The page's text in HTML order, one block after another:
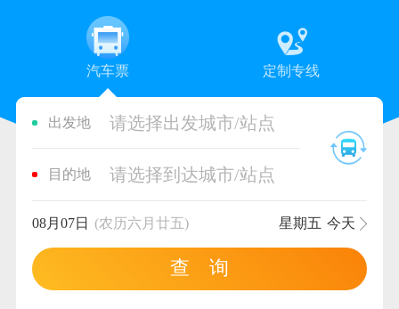
汽车票 定制专线
出发地 请选择出发城市/站点
目的地 请选择到达城市/站点
08月07日 (农历六月廿五) 星期五 今天
查 询